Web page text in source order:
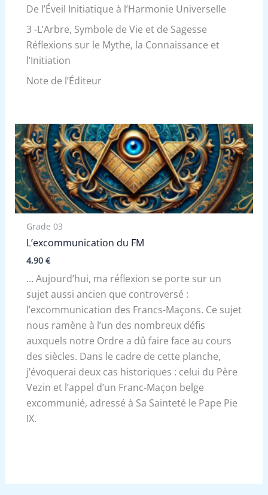
De l’Éveil Initiatique à l’Harmonie Universelle
3 -L’Arbre, Symbole de Vie et de Sagesse
Réflexions sur le Mythe, la Connaissance et
l’Initiation
Note de l’Éditeur
Grade 03
L’excommunication du FM
4,90 €
… Aujourd’hui, ma réflexion se porte sur un
sujet aussi ancien que controversé :
l’excommunication des Francs-Maçons. Ce sujet
nous ramène à l’un des nombreux défis
auxquels notre Ordre a dû faire face au cours
des siècles. Dans le cadre de cette planche,
j’évoquerai deux cas historiques : celui du Père
Vezin et l’appel d’un Franc-Maçon belge
excommunié, adressé à Sa Sainteté le Pape Pie
IX.